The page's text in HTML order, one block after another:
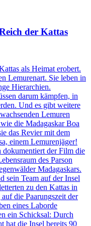
der Kattas
als Heimat erobert.
Lemurenart. Sie leben in
Hierarchien.
darum kämpfen, in
Und es gibt weitere
Lemuren
die Madagaskar Boa
das Revier mit dem
einem Lemurenjäger!
dokumentiert der Film die
des Parson
Madagaskars.
sein Team auf der Insel
zu den Kattas in
die Paarungszeit der
eines Laborde
ein Schicksal: Durch
hat die Insel bereits 90